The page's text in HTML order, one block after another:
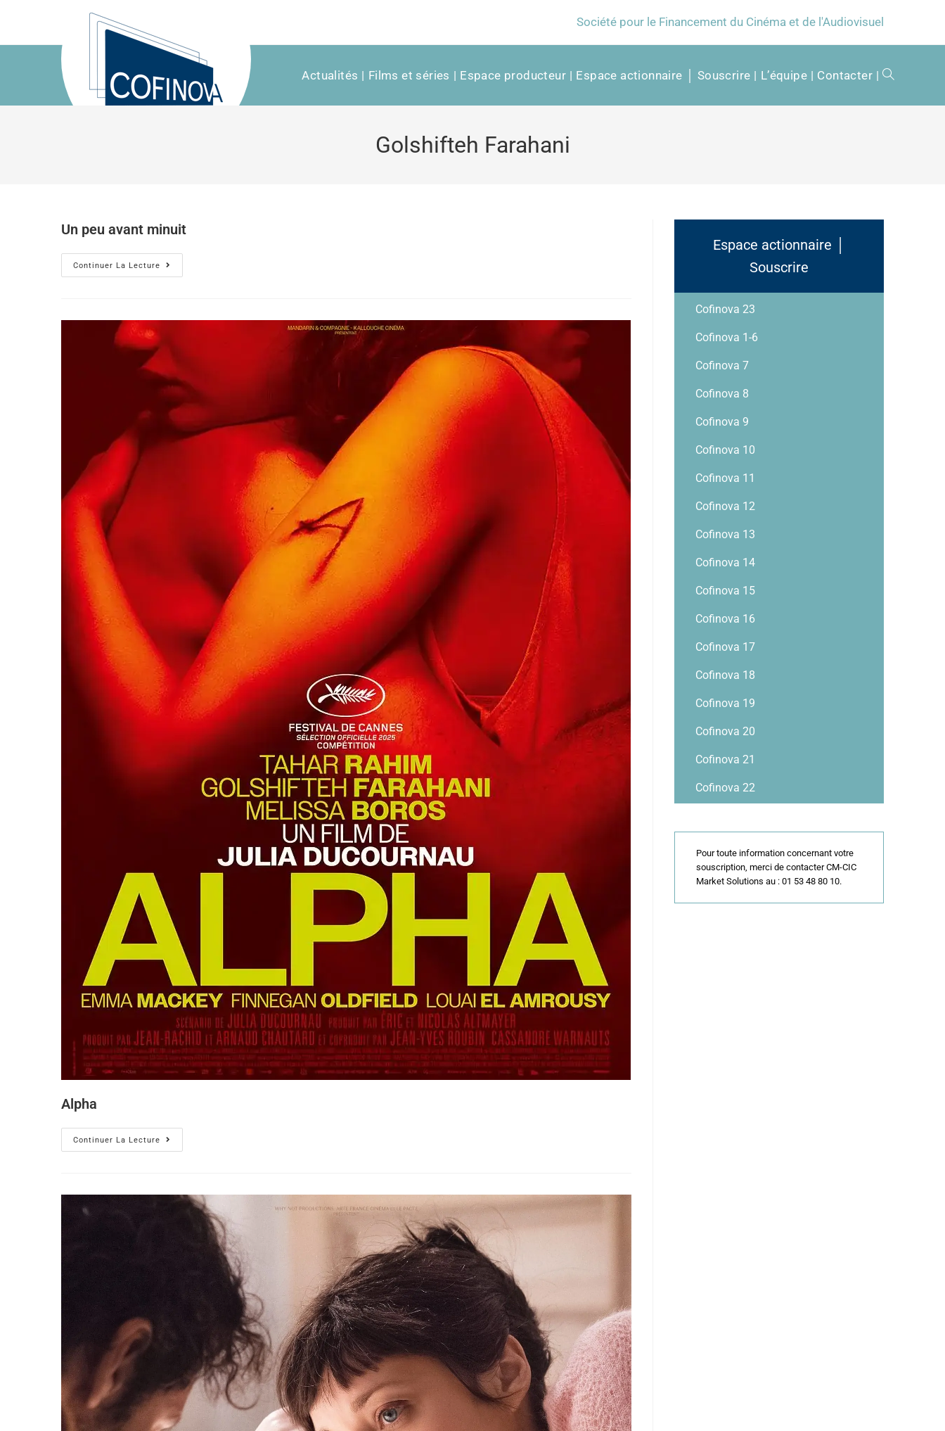
Société pour le Financement du Cinéma et de l'Audiovisuel
Actualités Films et séries Espace producteur Espace actionnaire │ Souscrire L’équipe Contacter
Golshifteh Farahani
Un peu avant minuit
Continuer La Lecture
Alpha
Continuer La Lecture
Espace actionnaire │
Souscrire
Cofinova 23
Cofinova 1-6
Cofinova 7
Cofinova 8
Cofinova 9
Cofinova 10
Cofinova 11
Cofinova 12
Cofinova 13
Cofinova 14
Cofinova 15
Cofinova 16
Cofinova 17
Cofinova 18
Cofinova 19
Cofinova 20
Cofinova 21
Cofinova 22
Pour toute information concernant votre
souscription, merci de contacter CM-CIC
Market Solutions au : 01 53 48 80 10.